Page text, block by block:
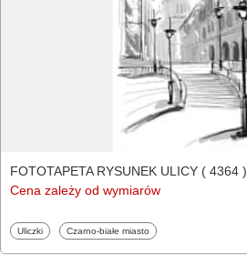
FOTOTAPETA RYSUNEK ULICY ( 4364 )
Cena zależy od wymiarów
Fototapety
Uliczki Fototapety
Czarno-białe miasto